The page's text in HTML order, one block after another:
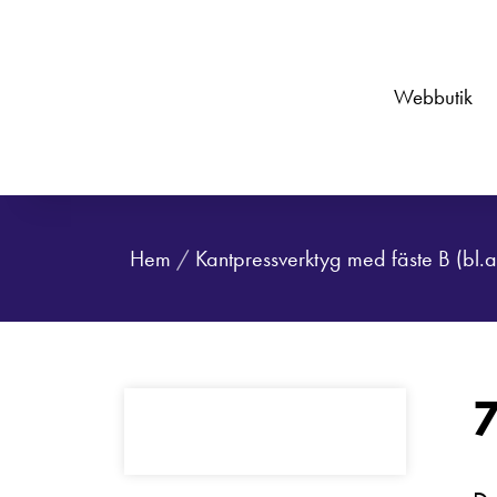
Webbutik
Hem / Kantpressverktyg med fäste B